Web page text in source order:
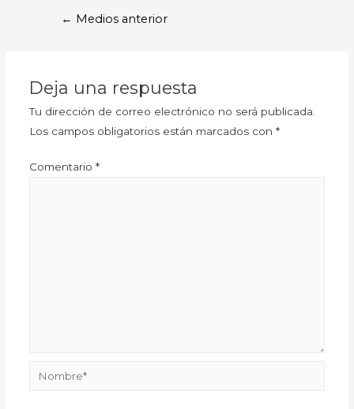
← Medios anterior
Deja una respuesta
Tu dirección de correo electrónico no será publicada.
Los campos obligatorios están marcados con *
Comentario *